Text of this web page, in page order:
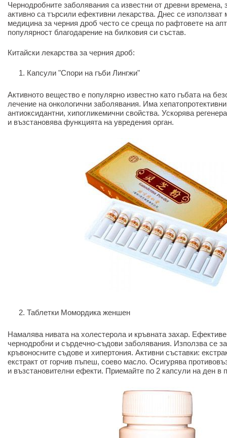
Чернодробните заболявания са известни от древни времена,
активно са търсили ефективни лекарства. Днес се използват
медицина за черния дроб често се среща по рафтовете на
популярност благодарение на билковия си състав.
Китайски лекарства за черния дроб:
Капсули "Спори на гъби Лингжи"
Активното вещество е популярно известно като гъбата на
лечение на онкологични заболявания. Има
антиоксидантни, хипогликемични свойства. Ускорява
и възстановява функцията на увредения орган.
Таблетки Момордика женшен
Намалява нивата на холестерола и кръвната захар.
чернодробни и сърдечно-съдови заболявания. Използва се
кръвоносните съдове и хипертония. Активни съставки:
екстракт от горчив пъпеш, соево масло. Осигурява
и възстановителни ефекти. Приемайте по 2 капсули на ден в